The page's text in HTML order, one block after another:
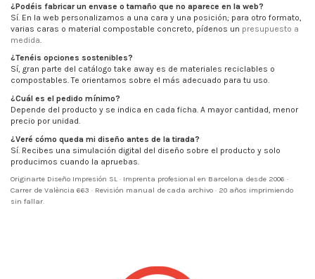
¿Podéis fabricar un envase o tamaño que no aparece en la web?
Sí. En la web personalizamos a una cara y una posición; para otro formato,
varias caras o material compostable concreto, pídenos un presupuesto a
medida.
¿Tenéis opciones sostenibles?
Sí, gran parte del catálogo take away es de materiales reciclables o
compostables. Te orientamos sobre el más adecuado para tu uso.
¿Cuál es el pedido mínimo?
Depende del producto y se indica en cada ficha. A mayor cantidad, menor
precio por unidad.
¿Veré cómo queda mi diseño antes de la tirada?
Sí. Recibes una simulación digital del diseño sobre el producto y solo
producimos cuando la apruebas.
Originarte Diseño Impresión SL · Imprenta profesional en Barcelona desde 2006 ·
Carrer de València 663 · Revisión manual de cada archivo · 20 años imprimiendo
sin fallar.